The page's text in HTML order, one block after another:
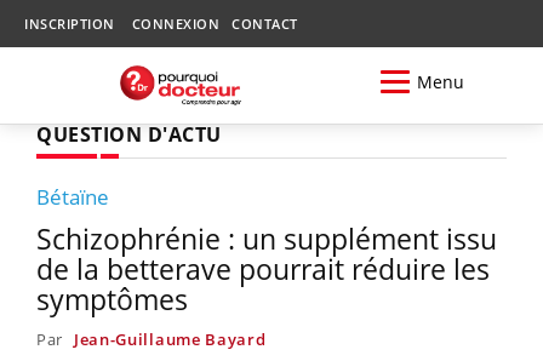
INSCRIPTION CONNEXION CONTACT
Menu
QUESTION D'ACTU
Bétaïne
Schizophrénie : un supplément issu
de la betterave pourrait réduire les
symptômes
Par Jean-Guillaume Bayard